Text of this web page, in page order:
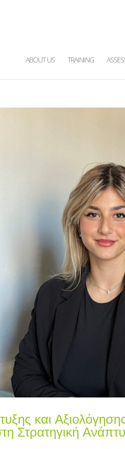
ABOUT US TRAINING
και
Στρατηγική